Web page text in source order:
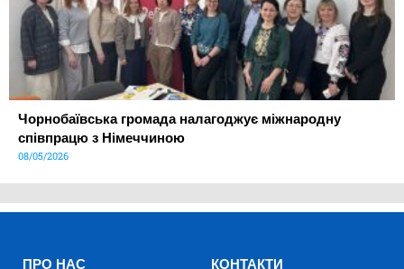
Чорнобаївська громада налагоджує міжнародну
співпрацю з Німеччиною
08/05/2026
ПРО НАС КОНТАКТИ